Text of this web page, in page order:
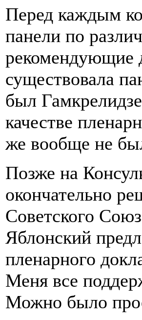
Перед каждым
панели по
рекомендующие
существовала
был
качестве
же вообще не
Позже на
окончательно
Советского
Яблонский
пленарного
Меня все
Можно было